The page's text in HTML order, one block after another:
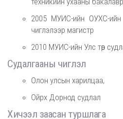
2005 МУИС-ийн ОУХС-
чиглэлээр магистр
2010 МУИС-ийн Улс төр
Судалгааны чиглэл
Олон улсын харилцаа,
Ойрх Дорнод судлал
Хичээл заасан туршлага